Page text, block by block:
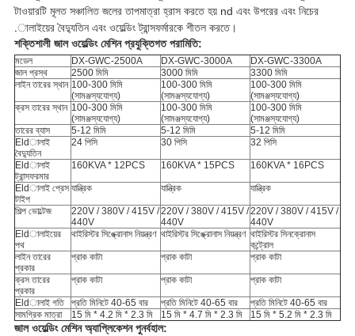
টাওয়ারটি মূলত সঞ্চালিত জলের তাপমাত্রা হ্রাস করতে হয় nd এবং উপরের এবং নিচের
.ালাইয়ের বৈদ্যুতিন এবং ওয়েল্ডিং ট্রান্সফর্মারকে শীতল করতে।
শক্তিশালী জাল ওয়েল্ডিং মেশিন প্রযুক্তিগত পরামিতি:
মডেল DX-GWC-2500A DX-GWC-3000A
DX-GWC-3300A
জাল প্রস্থ
2500 মিমি 3000 মিমি
3300 মিমি
লাইন তারের স্থান 100-300 মিমি
(সামঞ্জস্যযোগ্য)
100-300 মিমি
(সামঞ্জস্যযোগ্য)
100-300 মিমি
(সামঞ্জস্যযোগ্য)
ক্রস তারের স্থান 100-300 মিমি
(সামঞ্জস্যযোগ্য)
100-300 মিমি
(সামঞ্জস্যযোগ্য)
100-300 মিমি
(সামঞ্জস্যযোগ্য)
তারের ব্যাস
5-12 মিমি 5-12 মিমি
5-12 মিমি
Eldালাই
বৈদ্যুতিন
24 পিসি 30 পিসি 32 পিসি
Eldালাই
ট্রান্সফরমার
160KVA * 12PCS 160KVA * 15PCS 160KVA * 16PCS
Eldালাই প্রেস
টাইপ
যান্ত্রিক যান্ত্রিক যান্ত্রিক
শিল্প ভোল্টেজ
220V / 380V / 415V /
440V
220V / 380V / 415V /
440V
220V / 380V / 415V /
440V
Eldালাইয়ের
পথ
থাইরিস্টর সিঙ্ক্রোনাস নিয়ন্ত্রণ থাইরিস্টর সিঙ্ক্রোনাস নিয়ন্ত্রণ থাইরিস্টর সিনক্রোনাস
কন্ট্রোল
লাইন তারের
প্রকার
প্রাক কাটা প্রাক কাটা প্রাক কাটা
ক্রস তারের
প্রকার
প্রাক কাটা প্রাক কাটা প্রাক কাটা
Eldালাই গতি প্রতি মিনিটে 40-65 বার প্রতি মিনিটে 40-65 বার
প্রতি মিনিটে 40-65 বার
সামগ্রিক মাত্রা
15 মি * 4.2 মি * 2.3 মি 15 মি * 4.7 মি * 2.3 মি 15 মি * 5.2 মি * 2.3 মি
জাল ওয়েল্ডিং মেশিন অ্যাপ্লিকেশন পুনর্বহাল: